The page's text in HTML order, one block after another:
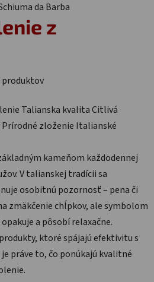
da Barba
z
produktov
Talianska kvalitaCitlivá
Prírodné zloženie Italianské
kameňom každodennej
V talianskej tradícii sa
osobitnú pozornosť – pena či
zmäkčenie chĺpkov, ale symbolom
a pôsobí relaxačne.
ktoré spájajú efektivitu s
práve to, čo ponúkajú kvalitné